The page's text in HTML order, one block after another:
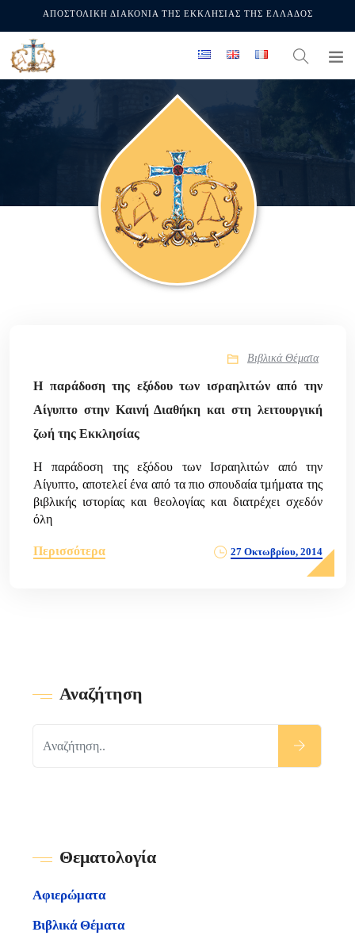
ΑΠΟΣΤΟΛΙΚΗ ΔΙΑΚΟΝΙΑ ΤΗΣ ΕΚΚΛΗΣΙΑΣ ΤΗΣ ΕΛΛΑΔΟΣ
Βιβλικά Θέματα
Η παράδοση της εξόδου των ισραηλιτών από την
Αίγυπτο στην Καινή Διαθήκη και στη λειτουργική
ζωή της Εκκλησίας
Η παράδοση της εξόδου των Ισραηλιτών από την
Αίγυπτο, αποτελεί ένα από τα πιο σπουδαία τμήματα της
βιβλικής ιστορίας και θεολογίας και διατρέχει σχεδόν
όλη
Περισσότερα 27 Οκτωβρίου, 2014
Αναζήτηση
Θεματολογία
Αφιερώματα
Βιβλικά Θέματα